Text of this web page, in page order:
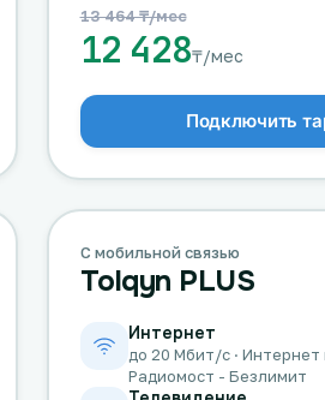
13 464 ₸/мес
12 428₸/мес
Подключить
С мобильной связью
Tolqyn PLUS
Интернет
до 20 Мбит/с · Интернет
Радиомост - Безлимит